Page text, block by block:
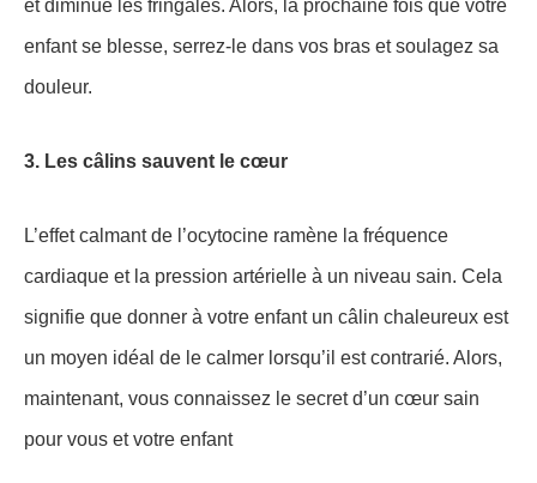
et diminue les fringales. Alors, la prochaine fois que votre
enfant se blesse, serrez-le dans vos bras et soulagez sa
douleur.
3. Les câlins sauvent le cœur
L’effet calmant de l’ocytocine ramène la fréquence
cardiaque et la pression artérielle à un niveau sain. Cela
signifie que donner à votre enfant un câlin chaleureux est
un moyen idéal de le calmer lorsqu’il est contrarié. Alors,
maintenant, vous connaissez le secret d’un cœur sain
pour vous et votre enfant